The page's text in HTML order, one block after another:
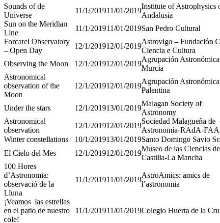
Sounds of de
Universe
11/1/201911/01/2019
Institute of Astrophysics
Andalusia
Sun on the Meridian
Line
11/1/201911/01/2019San Pedro Cultural
Forcarei Observatory
– Open Day
12/1/201912/01/2019
Astrovigo – Fundación
Ciencia e Cultura
Observing the Moon
12/1/201912/01/2019
Agrupación
Murcia
Astronomical
observation of the
Moon
12/1/201912/01/2019
Agrupación Astronómica
Palentina
Under the stars 12/1/201913/01/2019
Malagan Society of
Astronomy
Astronomical
observation
12/1/201912/01/2019
Sociedad Malagueña de
Astronomía-RAdA-
Winter constellations
10/1/201913/01/2019Santo Domingo Savio
El Cielo del Mes
12/1/201912/01/2019
Museo de las Ciencias de
Castilla-La Mancha
100 Hores
d’Astronomia:
observació de la
Lluna
11/1/201911/01/2019
AstroAmics: amics de
l’astronomia
¡Veamos las estrellas
en el patio de nuestro
cole!
11/1/201911/01/2019Colegio Huerta de la